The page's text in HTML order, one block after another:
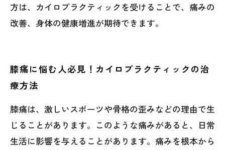
方は、カイロプラクティックを受けることで、痛みの
改善、身体の健康増進が期待できます。
膝痛に悩む人必見！カイロプラクティックの治
療方法
膝痛は、激しいスポーツや骨格の歪みなどの理由で生
じることがあります。このような痛みがあると、日常
生活に影響を与えることがあります。痛みを根本から